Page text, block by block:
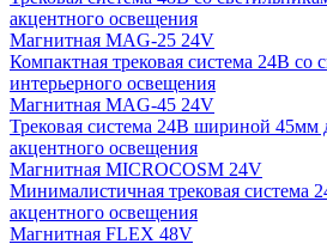
акцентного освещения
Магнитная MAG-25 24V
Компактная трековая система 24В со
интерьерного освещения
Магнитная MAG-45 24V
Трековая система 24В шириной 45мм
акцентного освещения
Магнитная MICROCOSM 24V
Минималистичная трековая система
акцентного освещения
Магнитная FLEX 48V